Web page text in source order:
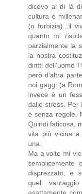
dicevo al di là
cultura è
(o furbizia)...il
quanto mi
parzialmente la
la nostra
diritti dell'uomo
però d'altra
noi gaggi (a
invece è un
dallo stress. Per
è senza regole.
Quindi faticosa,
vita più vicina a
una.
Ma a volte mi
semplicemente
disprezzato, e
quel
esattamente